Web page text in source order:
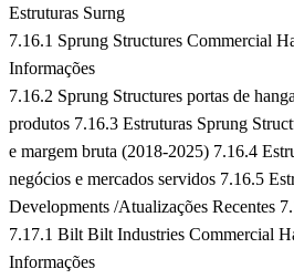
Estruturas Surng
7.16.1 Sprung Structures Commercial
Informações
7.16.2 Sprung Structures portas de
produtos 7.16.3 Estruturas Sprung
e margem bruta (2018-2025) 7.16.4
negócios e mercados servidos 7.16.5
Developments /Atualizações Recentes
7.17.1 Bilt Bilt Industries Commercial
Informações